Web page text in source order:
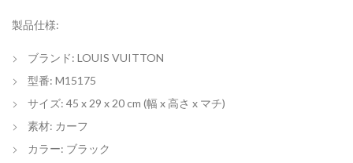
製品仕様:
ブランド: LOUIS VUITTON
型番: M15175
サイズ: 45 x 29 x 20 cm (幅 x 高さ x マチ)
素材: カーフ
カラー: ブラック